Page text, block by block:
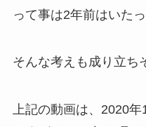
って事は2年前はいた
そんな考えも成り立ち
上記の動画は、2020